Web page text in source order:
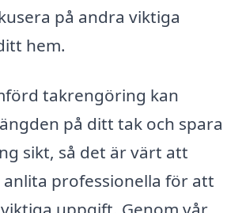
på andra viktiga
hem.
takrengöring kan
på ditt tak och spara
sikt, så det är värt att
professionella för att